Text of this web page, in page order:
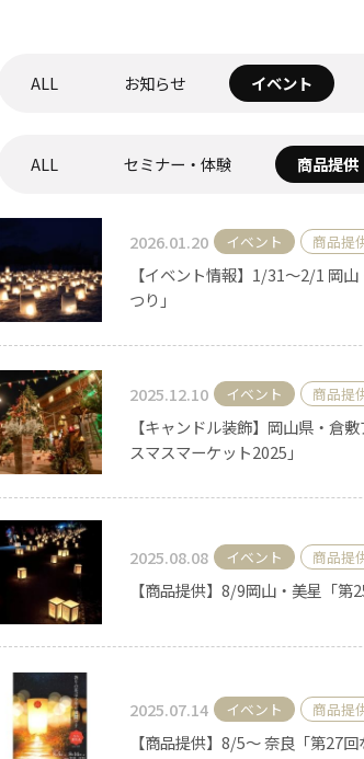
（ブランド）YURAGI《ゆらぎ》
ALL
カップキャンドル
キャンドルホルダー
ALL お知らせ イベント
ALL セミナー・体験 商品提供
2026.01.20 イベント 商品提
【イベント情報】1/31～2/1 岡
つり」
2025.12.10 イベント 商品提
【キャンドル装飾】岡山県・倉
スマスマーケット2025」
2025.08.08 イベント 商品提
【商品提供】8/9岡山・美星「第
2025.07.14 イベント 商品提
【商品提供】8/5～ 奈良「第27回